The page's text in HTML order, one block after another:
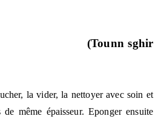
(Tounn sghir
la vider, la nettoyer avec soin et
même épaisseur. Eponger ensuite